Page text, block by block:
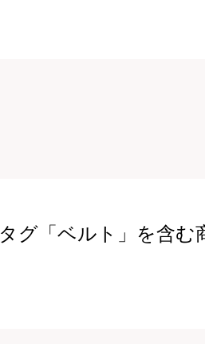
タグ「ベルト」を含む